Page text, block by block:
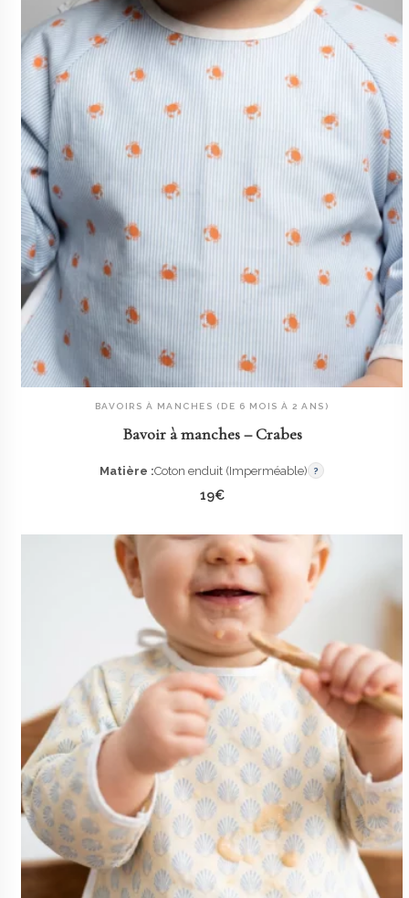
AJOUTER AU PANIER
BAVOIRS À MANCHES (DE 6 MOIS À 2 ANS)
Bavoir à manches – Crabes
Matière :Coton enduit (Imperméable) ?
19€